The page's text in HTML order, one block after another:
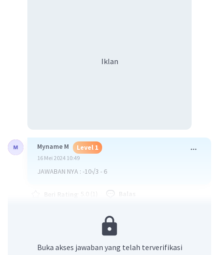
Iklan
Myname M Level 1
16 Mei 2024 10:49
JAWABAN NYA : -10√3 - 6
5.0 1 Balas
Buka akses jawaban yang telah terverifikasi